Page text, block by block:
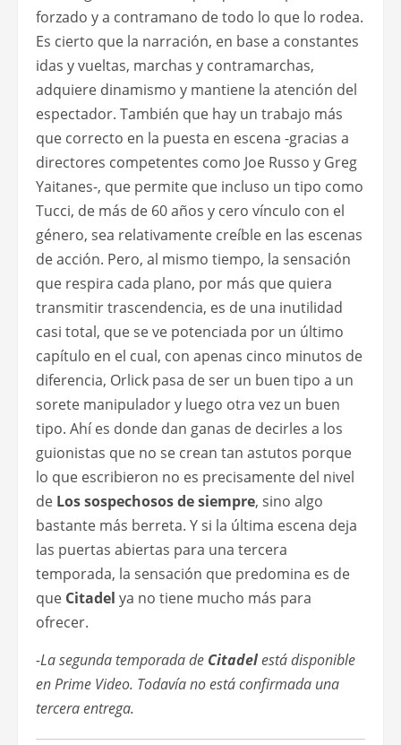
forzado y a contramano de todo lo que lo rodea.
Es cierto que la narración, en base a constantes
idas y vueltas, marchas y contramarchas,
adquiere dinamismo y mantiene la atención del
espectador. También que hay un trabajo más
que correcto en la puesta en escena -gracias a
directores competentes como Joe Russo y Greg
Yaitanes-, que permite que incluso un tipo como
Tucci, de más de 60 años y cero vínculo con el
género, sea relativamente creíble en las escenas
de acción. Pero, al mismo tiempo, la sensación
que respira cada plano, por más que quiera
transmitir trascendencia, es de una inutilidad
casi total, que se ve potenciada por un último
capítulo en el cual, con apenas cinco minutos de
diferencia, Orlick pasa de ser un buen tipo a un
sorete manipulador y luego otra vez un buen
tipo. Ahí es donde dan ganas de decirles a los
guionistas que no se crean tan astutos porque
lo que escribieron no es precisamente del nivel
de Los sospechosos de siempre, sino algo
bastante más berreta. Y si la última escena deja
las puertas abiertas para una tercera
temporada, la sensación que predomina es de
que Citadel ya no tiene mucho más para
ofrecer.
-La segunda temporada de Citadelestá disponible
en Prime Video. Todavía no está confirmada una
tercera entrega.